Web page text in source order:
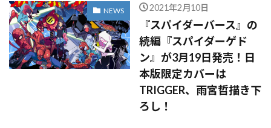
NEWS 2021年2月10日
『スパイダーバース』の
続編『スパイダーゲド
ン』が3月19日発売！日
本版限定カバーは
TRIGGER、雨宮哲描き下
ろし！